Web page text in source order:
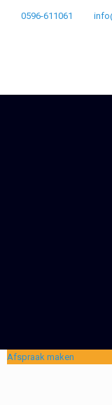
0596-611061
Afspraak maken